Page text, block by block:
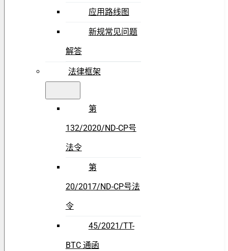
应用路线图
新规常见问题
解答
法律框架
第
132/2020/ND-CP号
法令
第
20/2017/ND-CP号法
令
45/2021/TT-
BTC 通函